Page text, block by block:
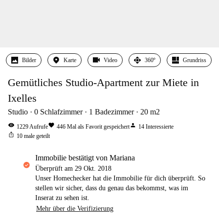
Bilder Karte Video 360º Grundriss
Gemütliches Studio-Apartment zur Miete in
Ixelles
Studio 0 Schlafzimmer 1 Badezimmer 20 m2
visibility 1229Aufrufefavorite 446 Mal als Favorit gespeichertperson 14 Interessierte
ios_share 10 male geteilt
Immobilie bestätigt von Mariana
Überprüft am 29 Okt. 2018
Unser Homechecker hat die Immobilie für dich überprüft. So
stellen wir sicher, dass du genau das bekommst, was im
Inserat zu sehen ist.
Mehr über die Verifizierung